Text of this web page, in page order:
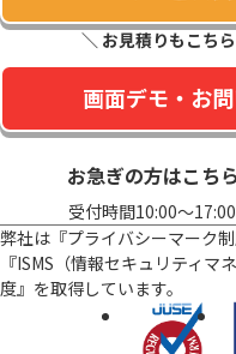
＼ お見積りもこち
画面デモ・お
お急ぎの方はこちら
受付時間10:00～
弊社は『プライバシーマーク
『ISMS（情報セキュリティ
度』を取得しています。